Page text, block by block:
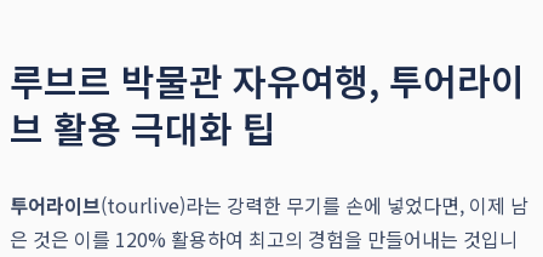
루브르 박물관 자유여행, 투어라이
브 활용 극대화 팁
투어라이브(tourlive)라는 강력한 무기를 손에 넣었다면, 이제 남
은 것은 이를 120% 활용하여 최고의 경험을 만들어내는 것입니